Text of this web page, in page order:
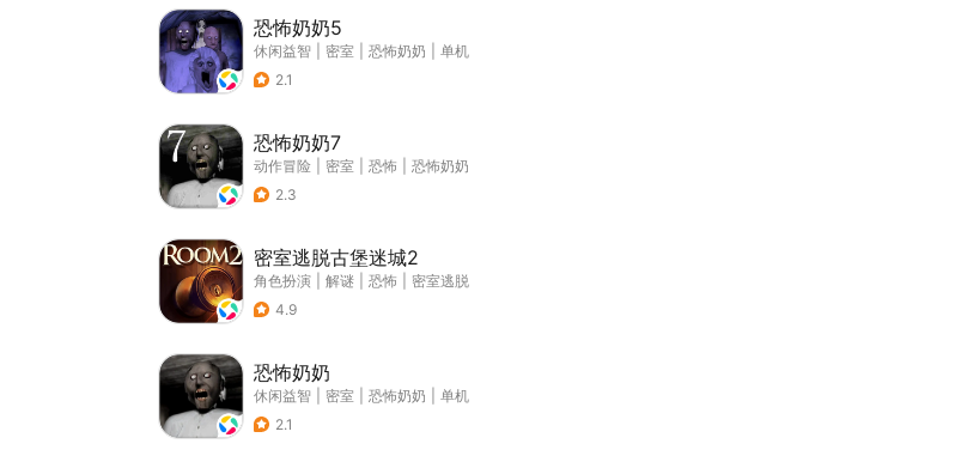
恐怖奶奶5
休闲益智 密室 恐怖奶奶
单机
2.1
恐怖奶奶7
动作冒险 密室 恐怖
恐怖奶奶
2.3
密室逃脱古堡迷城2
角色扮演 解谜 恐怖
密室逃脱
4.9
恐怖奶奶
休闲益智 密室 恐怖奶奶
单机
2.1